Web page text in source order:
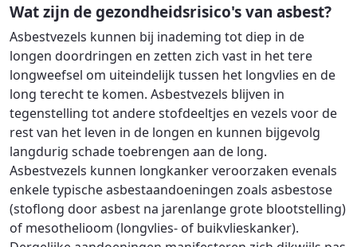
Wat zijn de gezondheidsrisico's van asbest?
Asbestvezels kunnen bij inademing tot diep in de
longen doordringen en zetten zich vast in het tere
longweefsel om uiteindelijk tussen het longvlies en de
long terecht te komen. Asbestvezels blijven in
tegenstelling tot andere stofdeeltjes en vezels voor de
rest van het leven in de longen en kunnen bijgevolg
langdurig schade toebrengen aan de long.
Asbestvezels kunnen longkanker veroorzaken evenals
enkele typische asbestaandoeningen zoals asbestose
(stoflong door asbest na jarenlange grote blootstelling)
of mesothelioom (longvlies- of buikvlieskanker).